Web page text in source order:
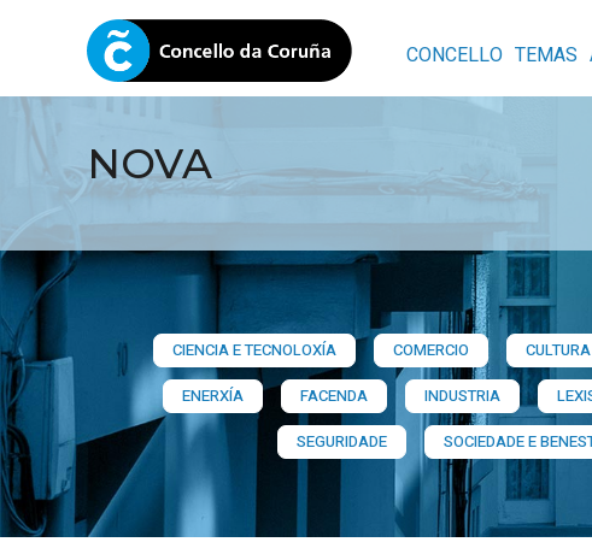
CONCELLO TEMAS
NOVA
CIENCIA E TECNOLOXÍA COMERCIO
ENERXÍA
FACENDA INDUSTRIA
SEGURIDADE
SOCIEDADE E